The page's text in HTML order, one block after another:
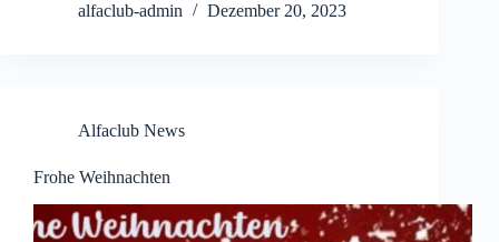
alfaclub-admin
Dezember 20, 2023
Alfaclub News
Frohe Weihnachten